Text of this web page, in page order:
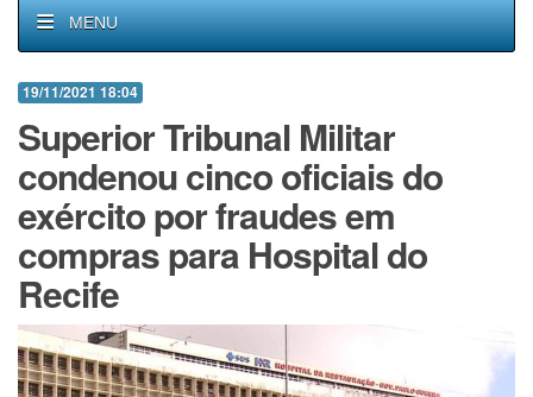
MENU
19/11/2021 18:04
Superior Tribunal Militar
condenou cinco oficiais do
exército por fraudes em
compras para Hospital do
Recife